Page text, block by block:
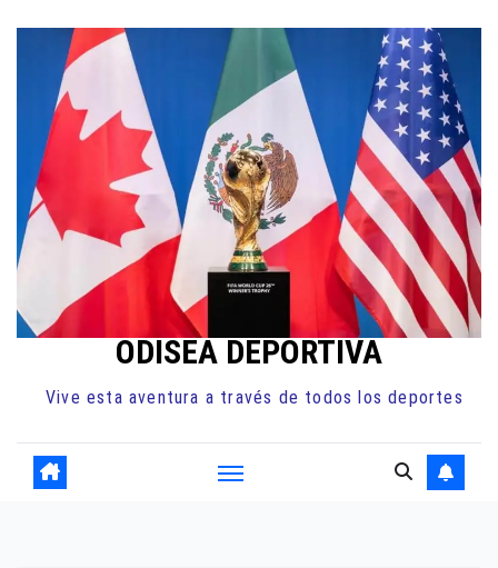
contenido
ODISEA DEPORTIVA
Vive esta aventura a través de todos los deportes